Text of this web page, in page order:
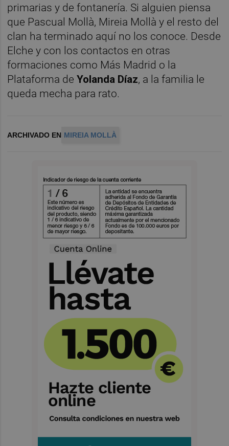
primarias y de fontanería. Si alguien piensa
que Pascual Mollà, Mireia Mollà y el resto del
clan ha terminado aquí no los conoce. Desde
Elche y con los contactos en otras
formaciones como Más Madrid o la
Plataforma deYolanda Díaz, a la familia le
queda mecha para rato.
ARCHIVADO EN MIREIA MOLLÀ